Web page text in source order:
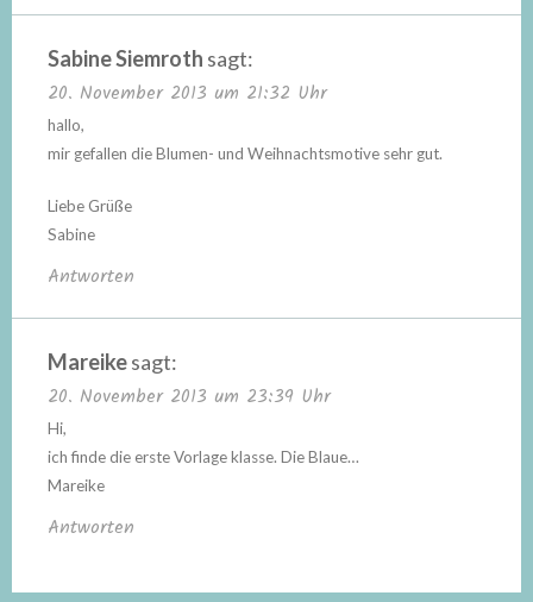
Sabine Siemroth sagt:
20. November 2013 um 21:32 Uhr
hallo,
mir gefallen die Blumen- und Weihnachtsmotive sehr gut.
Liebe Grüße
Sabine
Antworten
Mareikesagt:
20. November 2013 um 23:39 Uhr
Hi,
ich finde die erste Vorlage klasse. Die Blaue…
Mareike
Antworten